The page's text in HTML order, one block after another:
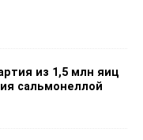
из 1,5 млн яиц
сальмонеллой